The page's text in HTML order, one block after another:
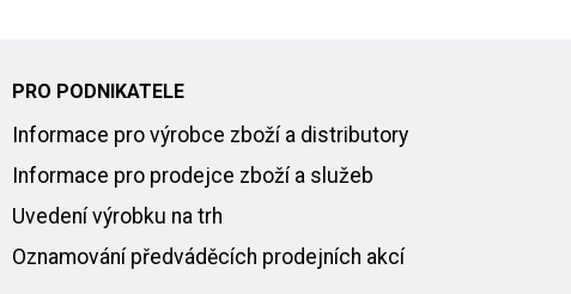
PRO PODNIKATELE
Informace pro výrobce zboží a distributory
Informace pro prodejce zboží a služeb
Uvedení výrobku na trh
Oznamování předváděcích prodejních akcí